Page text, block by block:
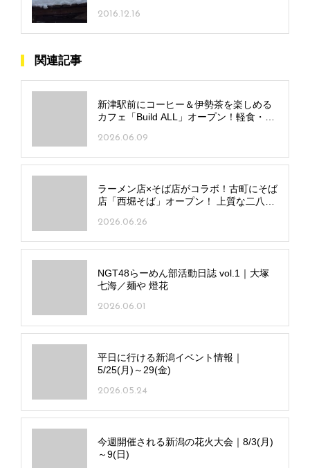
2016.12.16
関連記事
新津駅前にコーヒー＆伊勢茶を楽しめる
カフェ「Build ALL」オープン！軽食・手
2026.06.09
ラーメン店×そば店がコラボ！古町にそば
店「西堀そば」オープン！ 上質な二八そ
2026.06.26
NGT48らーめん部活動日誌 vol.1｜大塚
七海／麺や 燈花
2026.06.01
平日に行ける新潟イベント情報｜
5/25(月)～29(金)
2026.05.24
今週開催される新潟の花火大会｜8/3(月)
～9(日)